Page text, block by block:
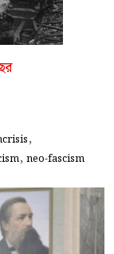
,
, neo-fascism